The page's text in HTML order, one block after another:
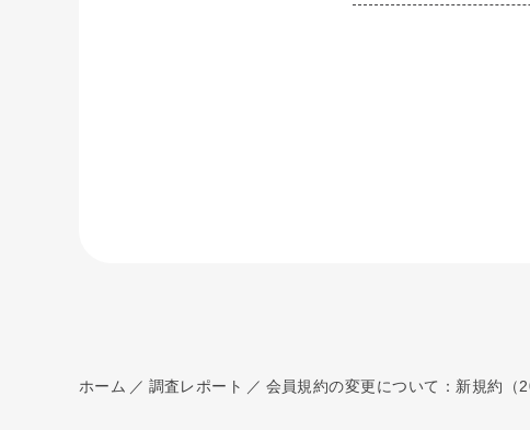
ホーム 調査レポート 会員規約の変更について：新規約（